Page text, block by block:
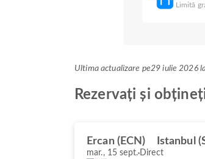
Limită
Ultima actualizare pe29 iulie 2026
Rezervați și
Ercan (ECN) Istanbul
mar., 15 sept. Direct